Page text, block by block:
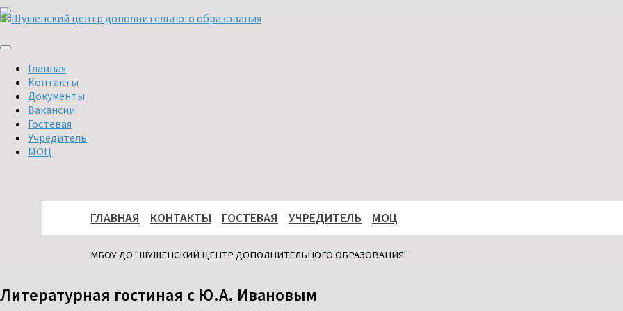
Перейти
содержимому
Главная
Контакты
Документы
Вакансии
Гостевая
Учредитель
МОЦ
ГЛАВНАЯ КОНТАКТЫ ГОСТЕВАЯ УЧРЕДИТЕЛЬ МОЦ
МБОУ ДО "ШУШЕНСКИЙ ЦЕНТР ДОПОЛНИТЕЛЬНОГО ОБРАЗОВАНИЯ"
Литературная гостиная с Ю.А. Ивановым